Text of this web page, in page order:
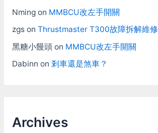
Nmingon MMBCU改左手開關
zgson Thrustmaster T300故障拆解維修
黑糖小饅頭on MMBCU改左手開關
Dabinn on 剎車還是煞車？
Archives